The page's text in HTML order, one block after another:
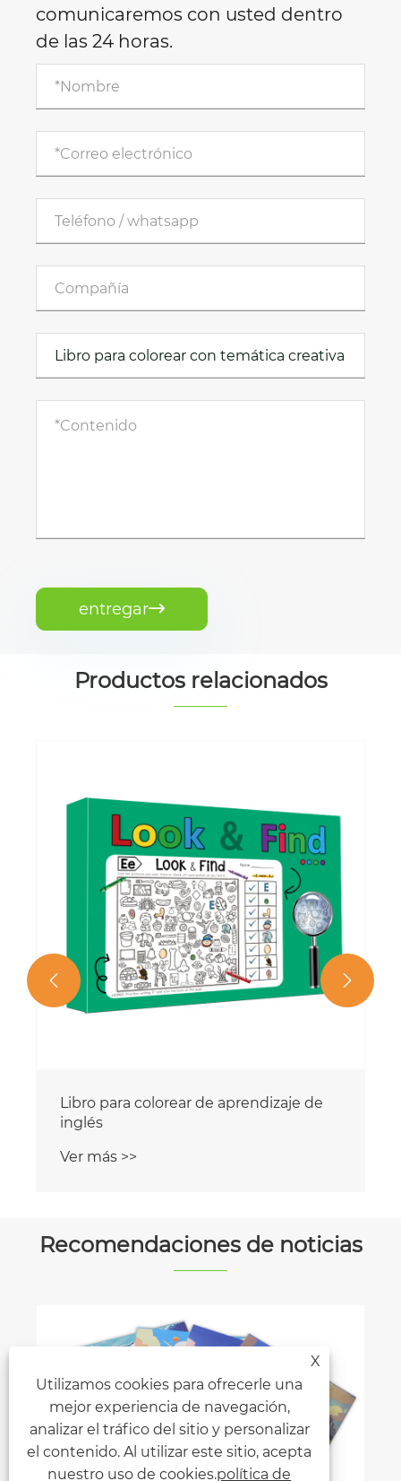
comunicaremos con usted dentro
de las 24 horas.
entregar
Productos relacionados
Libro para colorear de aprendizaje de
inglés
Ver más >>
 
Recomendaciones de noticias
X
Utilizamos cookies para ofrecerle una
mejor experiencia de navegación,
analizar el tráfico del sitio y personalizar
el contenido. Al utilizar este sitio, acepta
nuestro uso de cookies.política de